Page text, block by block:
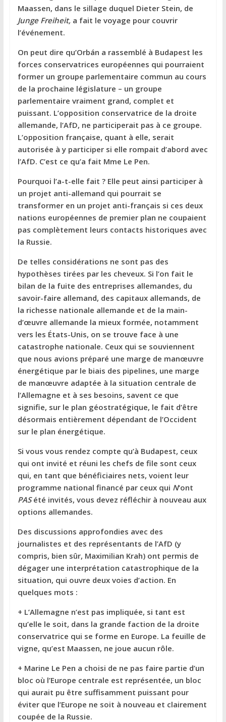
Maassen, dans le sillage duquel Dieter Stein, de
Junge Freiheit,a fait le voyage pour couvrir
l’événement.
On peut dire qu’Orbán a rassemblé à Budapest les
forces conservatrices européennes qui pourraient
former un groupe parlementaire commun au cours
de la prochaine législature – un groupe
parlementaire vraiment grand, complet et
puissant. L’opposition conservatrice de la droite
allemande, l’AfD, ne participerait pas à ce groupe.
L’opposition française, quant à elle, serait
autorisée à y participer si elle rompait d’abord avec
l’AfD. C’est ce qu’a fait Mme Le Pen.
Pourquoi l’a-t-elle fait ? Elle peut ainsi participer à
un projet anti-allemand qui pourrait se
transformer en un projet anti-français si ces deux
nations européennes de premier plan ne coupaient
pas complètement leurs contacts historiques avec
la Russie.
De telles considérations ne sont pas des
hypothèses tirées par les cheveux. Si l’on fait le
bilan de la fuite des entreprises allemandes, du
savoir-faire allemand, des capitaux allemands, de
la richesse nationale allemande et de la main-
d’œuvre allemande la mieux formée, notamment
vers les États-Unis, on se trouve face à une
catastrophe nationale. Ceux qui se souviennent
que nous avions préparé une marge de manœuvre
énergétique par le biais des pipelines, une marge
de manœuvre adaptée à la situation centrale de
l’Allemagne et à ses besoins, savent ce que
signifie, sur le plan géostratégique, le fait d’être
désormais entièrement dépendant de l’Occident
sur le plan énergétique.
Si vous vous rendez compte qu’à Budapest, ceux
qui ont invité et réuni les chefs de file sont ceux
qui, en tant que bénéficiaires nets, voient leur
programme national financé par ceux qui N‘ont
PASété invités, vous devez réfléchir à nouveau aux
options allemandes.
Des discussions approfondies avec des
journalistes et des représentants de l’AfD (y
compris, bien sûr, Maximilian Krah) ont permis de
dégager une interprétation catastrophique de la
situation, qui ouvre deux voies d’action. En
quelques mots :
+ L’Allemagne n’est pas impliquée, si tant est
qu’elle le soit, dans la grande faction de la droite
conservatrice qui se forme en Europe. La feuille de
vigne, qu’est Maassen, ne joue aucun rôle.
+ Marine Le Pen a choisi de ne pas faire partie d’un
bloc où l’Europe centrale est représentée, un bloc
qui aurait pu être suffisamment puissant pour
éviter que l’Europe ne soit à nouveau et clairement
coupée de la Russie.